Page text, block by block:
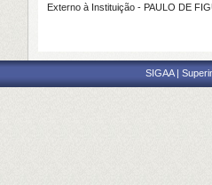
Externo à Instituição - PAULO DE
SIGAA |